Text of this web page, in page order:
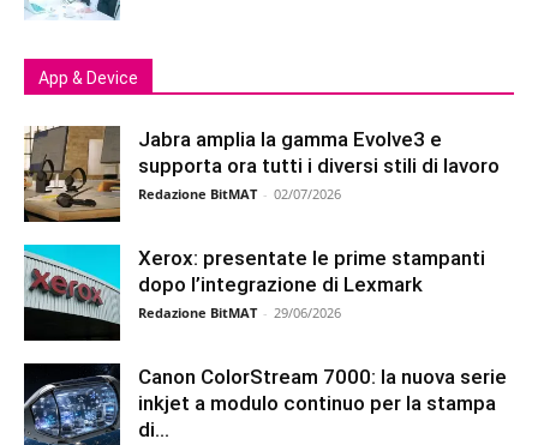
App & Device
Jabra amplia la gamma Evolve3 e
supporta ora tutti i diversi stili di lavoro
Redazione BitMAT - 02/07/2026
Xerox: presentate le prime stampanti
dopo l’integrazione di Lexmark
Redazione BitMAT - 29/06/2026
Canon ColorStream 7000: la nuova serie
inkjet a modulo continuo per la stampa
di...